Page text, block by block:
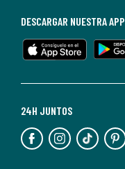
24H JUNTOS
DESCARGAR NUESTRA APP